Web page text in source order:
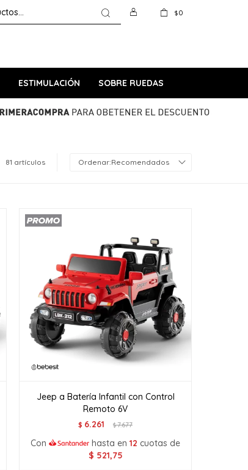
ESTIMULACIÓN SOBRE RUEDAS
$0
81 artículos Recomendados
Jeep a Batería Infantil con Control
Remoto 6V
$ 6.261 $7.677
Con hasta en12 cuotas de
$ 521,75